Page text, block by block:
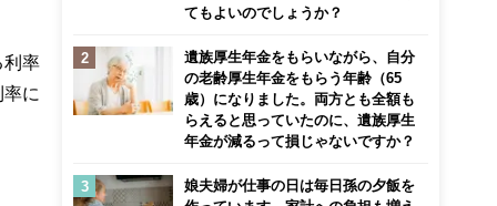
利率
に
てもよいのでしょうか？
遺族厚生年金をもらいながら、自分
の老齢厚生年金をもらう年齢（65
歳）になりました。両方とも全額も
らえると思っていたのに、遺族厚生
年金が減るって損じゃないですか？
娘夫婦が仕事の日は毎日孫の夕飯を